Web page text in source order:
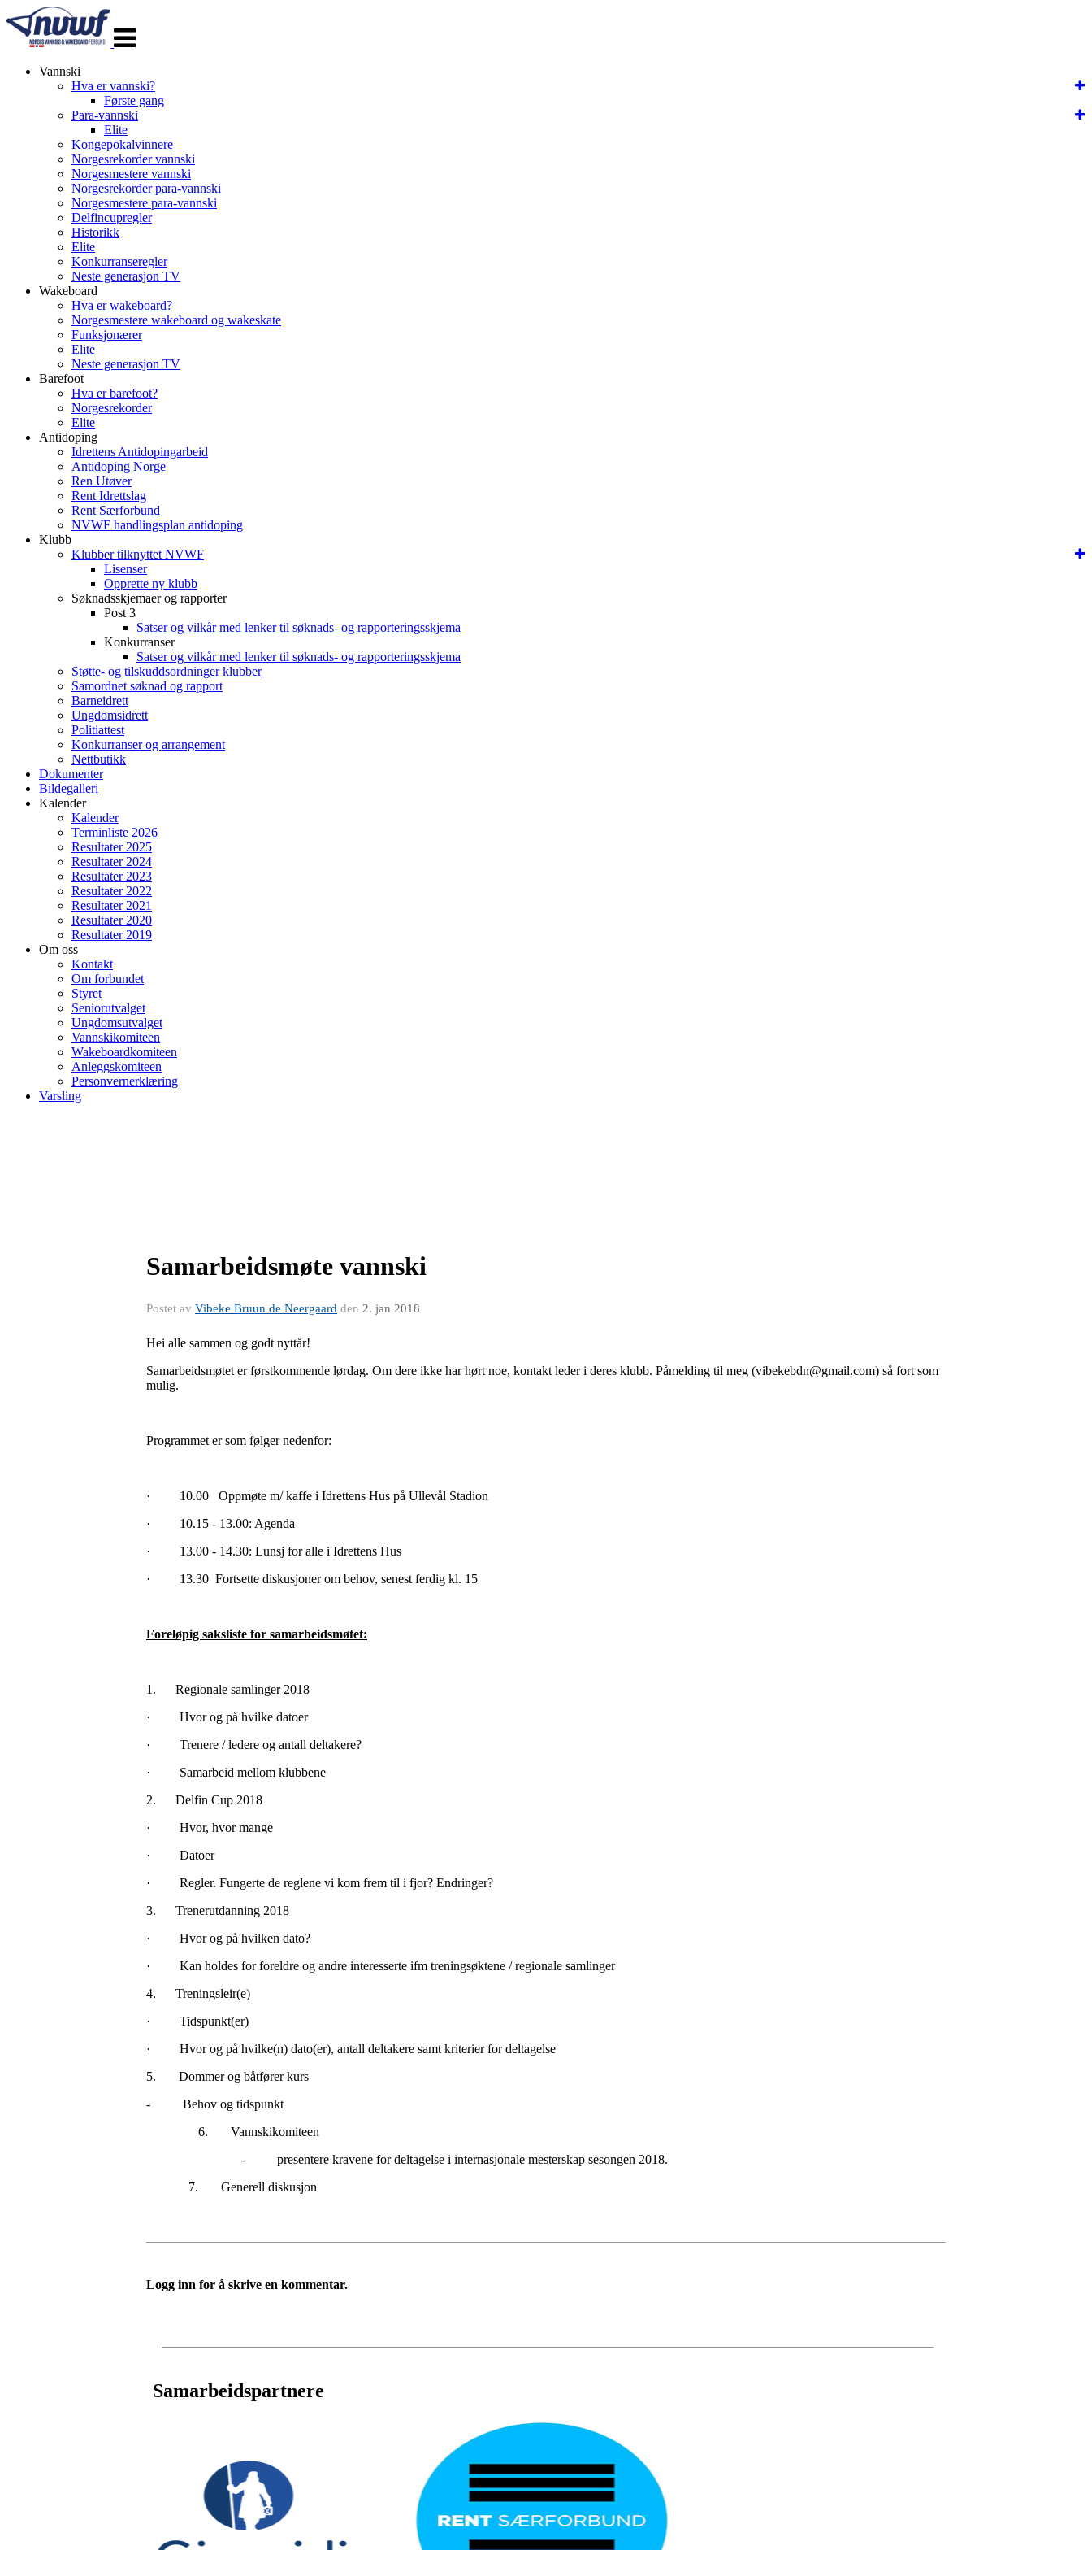
navigasjon
Vannski
Hva er vannski?
Første gang
Para-vannski
Elite
Kongepokalvinnere
Norgesrekorder vannski
Norgesmestere vannski
Norgesrekorder para-vannski
Norgesmestere para-vannski
Delfincupregler
Historikk
Elite
Konkurranseregler
Neste generasjon TV
Wakeboard
Hva er wakeboard?
Norgesmestere wakeboard og wakeskate
Funksjonærer
Elite
Neste generasjon TV
Barefoot
Hva er barefoot?
Norgesrekorder
Elite
Antidoping
Idrettens Antidopingarbeid
Antidoping Norge
Ren Utøver
Rent Idrettslag
Rent Særforbund
NVWF handlingsplan antidoping
Klubb
Klubber tilknyttet NVWF
Lisenser
Opprette ny klubb
Søknadsskjemaer og rapporter
Post 3
Satser og vilkår med lenker til søknads- og rapporteringsskjema
Konkurranser
Satser og vilkår med lenker til søknads- og rapporteringsskjema
Støtte- og tilskuddsordninger klubber
Samordnet søknad og rapport
Barneidrett
Ungdomsidrett
Politiattest
Konkurranser og arrangement
Nettbutikk
Dokumenter
Bildegalleri
Kalender
Kalender
Terminliste 2026
Resultater 2025
Resultater 2024
Resultater 2023
Resultater 2022
Resultater 2021
Resultater 2020
Resultater 2019
Om oss
Kontakt
Om forbundet
Styret
Seniorutvalget
Ungdomsutvalget
Vannskikomiteen
Wakeboardkomiteen
Anleggskomiteen
Personvernerklæring
Varsling
Samarbeidsmøte vannski
Postet av Vibeke Bruun de Neergaard den 2. jan 2018
Hei alle sammen og godt nyttår!
Samarbeidsmøtet er førstkommende lørdag. Om dere ikke har hørt noe, kontakt leder i deres klubb. Påmelding til meg (vibekebdn@gmail.com) så fort som
mulig.
Programmet er som følger nedenfor:
· 10.00 Oppmøte m/ kaffe i Idrettens Hus på Ullevål Stadion
· 10.15 - 13.00: Agenda
· 13.00 - 14.30: Lunsj for alle i Idrettens Hus
· 13.30 Fortsette diskusjoner om behov, senest ferdig kl. 15
Foreløpig saksliste for samarbeidsmøtet:
1.
Regionale samlinger 2018
·
Hvor og på hvilke datoer
·
Trenere / ledere og antall deltakere?
·
Samarbeid mellom klubbene
2.
Delfin Cup 2018
·
Hvor, hvor mange
·
Datoer
·
Regler. Fungerte de reglene vi kom frem til i fjor? Endringer?
3.
Trenerutdanning 2018
·
Hvor og på hvilken dato?
·
Kan holdes for foreldre og andre interesserte ifm treningsøktene / regionale samlinger
4.
Treningsleir(e)
·
Tidspunkt(er)
·
Hvor og på hvilke(n) dato(er), antall deltakere samt kriterier for deltagelse
5. Dommer og båtfører kurs
- Behov og tidspunkt
6. Vannskikomiteen
- presentere kravene for deltagelse i internasjonale mesterskap sesongen 2018.
7.
Generell diskusjon
Logg inn for å skrive en kommentar.
Samarbeidspartnere